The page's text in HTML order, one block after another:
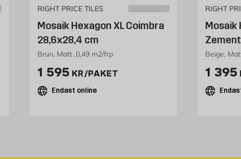
RIGHT PRICE TILES
Mosaik Hexagon XL Coimbra
28,6x28,4 cm
Brun, Matt ,0,49 m2/frp
Pris 1595 kr /paket
1 595 KR/PAKET
Endast online
RIGHT
Mosaik
Beige,
Pris
1 395